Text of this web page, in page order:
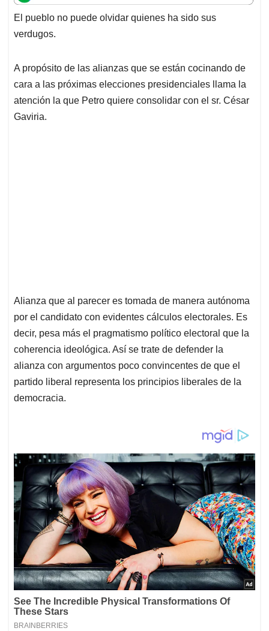
t
s
A
p
e
b
o
k
k
e
n
i
l
e
a
El pueblo no puede olvidar quienes ha sido sus
verdugos.
A propósito de las alianzas que se están cocinando de
cara a las próximas elecciones presidenciales llama la
atención la que Petro quiere consolidar con el sr. César
Gaviria.
Alianza que al parecer es tomada de manera autónoma
por el candidato con evidentes cálculos electorales. Es
decir, pesa más el pragmatismo político electoral que la
coherencia ideológica. Así se trate de defender la
alianza con argumentos poco convincentes de que el
partido liberal representa los principios liberales de la
democracia.